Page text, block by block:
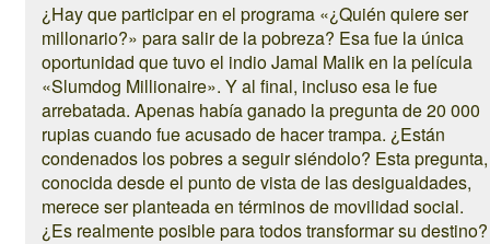
¿Hay que participar en el programa «¿Quién quiere ser
millonario?» para salir de la pobreza? Esa fue la única
oportunidad que tuvo el indio Jamal Malik en la película
«Slumdog Millionaire». Y al final, incluso esa le fue
arrebatada. Apenas había ganado la pregunta de 20 000
rupias cuando fue acusado de hacer trampa. ¿Están
condenados los pobres a seguir siéndolo? Esta pregunta,
conocida desde el punto de vista de las desigualdades,
merece ser planteada en términos de movilidad social.
¿Es realmente posible para todos transformar su destino?